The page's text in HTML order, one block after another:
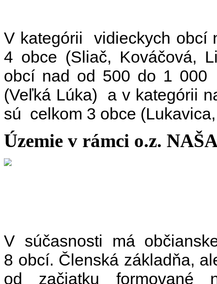
V kategórii vidieckych obcí
4 obce (Sliač, Kováčová,
obcí nad od 500 do 1 000
(Veľká Lúka) a v kategórii
sú celkom 3 obce
Územie v rámci o.z.
V súčasnosti má
8 obcí. Členská základňa,
od začiatku formované